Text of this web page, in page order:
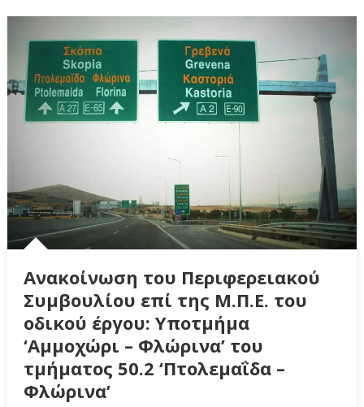
Ανακοίνωση του Περιφερειακού
Συμβουλίου επί της Μ.Π.Ε. του
οδικού έργου: Υποτμήμα
‘Αμμοχώρι – Φλώρινα’ του
τμήματος 50.2 ‘Πτολεμαΐδα –
Φλώρινα’